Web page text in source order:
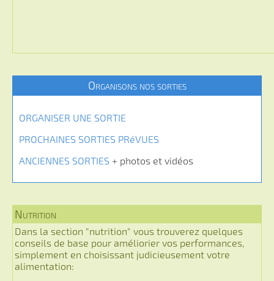
Organisons nos sorties
ORGANISER UNE SORTIE
PROCHAINES SORTIES PRéVUES
ANCIENNES SORTIES + photos et vidéos
Nutrition
Dans la section "nutrition" vous trouverez quelques
conseils de base pour améliorier vos performances,
simplement en choisissant judicieusement votre
alimentation: